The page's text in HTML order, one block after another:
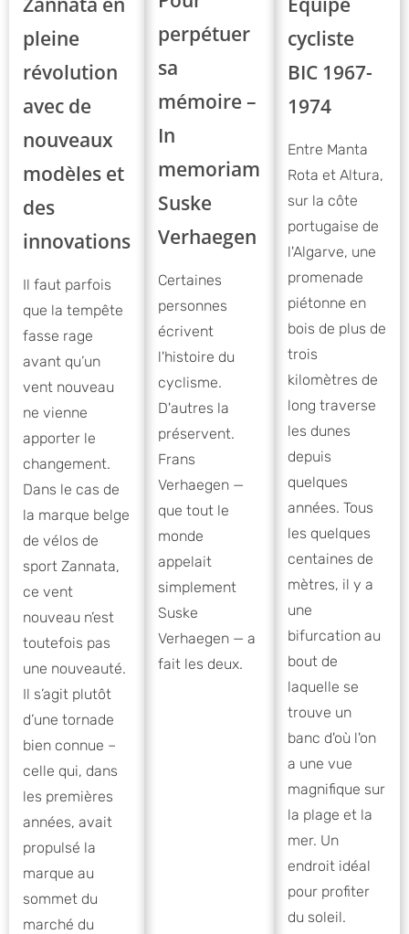
pleine
révolution
avec de
nouveaux
modèles et
des
innovations
Il faut parfois
que la tempête
fasse rage
avant qu’un
vent nouveau
ne vienne
apporter le
changement.
Dans le cas de
la marque belge
de vélos de
sport Zannata,
ce vent
nouveau n’est
toutefois pas
une nouveauté.
Il s’agit plutôt
d’une tornade
bien connue –
celle qui, dans
les premières
années, avait
propulsé la
marque au
sommet du
marché du
perpétuer
sa
mémoire –
In
memoriam
Suske
Verhaegen
Certaines
personnes
écrivent
l'histoire du
cyclisme.
D'autres la
préservent.
Frans
Verhaegen —
que tout le
monde
appelait
simplement
Suske
Verhaegen — a
fait les deux.
cycliste
BIC 1967-
1974
Entre Manta
Rota et Altura,
sur la côte
portugaise de
l'Algarve, une
promenade
piétonne en
bois de plus de
trois
kilomètres de
long traverse
les dunes
depuis
quelques
années. Tous
les quelques
centaines de
mètres, il y a
une
bifurcation au
bout de
laquelle se
trouve un
banc d'où l'on
a une vue
magnifique sur
la plage et la
mer. Un
endroit idéal
pour profiter
du soleil.